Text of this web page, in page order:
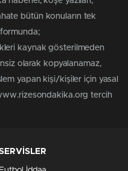
bütün konuların tek
kaynak gösterilmeden
olarak kopyalanamaz,
yapan kişi/kişiler için yasal
tercih